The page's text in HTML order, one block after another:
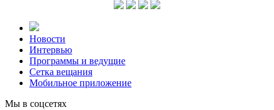
Новости
Интервью
Программы и ведущие
Сетка вещания
Мобильное приложение
Мы в соцсетях